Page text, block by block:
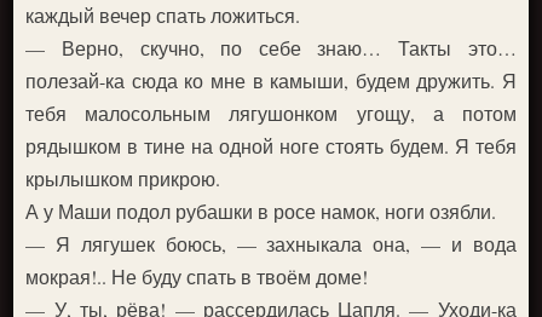
каждый вечер спать ложиться.
— Верно, скучно, по себе знаю… Такты это…
полезай-ка сюда ко мне в камыши, будем дружить. Я
тебя малосольным лягушонком угощу, а потом
рядышком в тине на одной ноге стоять будем. Я тебя
крылышком прикрою.
А у Маши подол рубашки в росе намок, ноги озябли.
— Я лягушек боюсь, — захныкала она, — и вода
мокрая!.. Не буду спать в твоём доме!
— У, ты, рёва! — рассердилась Цапля. — Уходи-ка